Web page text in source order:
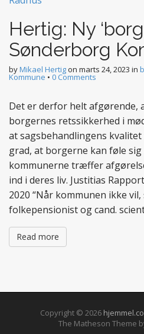
Hertig: Ny
Sønderborg
byMikael Hertigon marts 24, 2023 in
Kommune • 0 Comments
Det er derfor helt afgørende,
borgernes retssikkerhed i
at sagsbehandlingens
grad, at borgerne kan føle
kommunerne træffer
ind i deres liv. Justitias
2020 “Når kommunen ikke vil,
folkepensionist og cand.
Read more
Copyright © 2026
The Matheson Theme